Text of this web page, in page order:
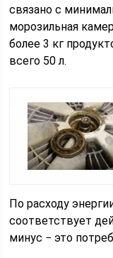
связано с
морозильная
более 3 кг
всего 50 л.
По расходу
соответствует
минус − это